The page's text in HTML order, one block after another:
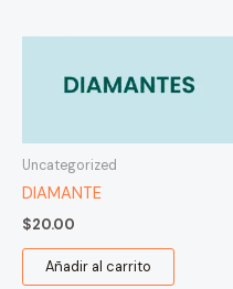
Uncategorized
DIAMANTE
$20.00
Añadir al carrito